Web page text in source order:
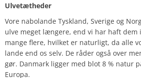
Ulvetætheder
Vore nabolande Tyskland, Sverige og
ulve meget længere, end vi har haft dem
mange flere, hvilket er naturligt, da alle
lande end os selv. De råder også over
gør. Danmark ligger med blot 8 % natur
Europa.